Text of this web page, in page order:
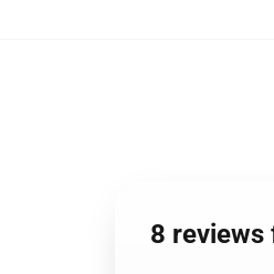
8 reviews